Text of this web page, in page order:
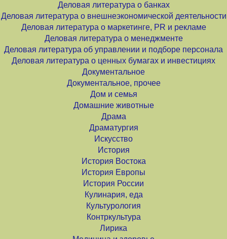
Деловая литература о банках
Деловая литература о внешнеэкономической деятельности
Деловая литература о маркетинге, PR и рекламе
Деловая литература о менеджменте
Деловая литература об управлении и подборе персонала
Деловая литература о ценных бумагах и инвестициях
Документальное
Документальное, прочее
Дом и семья
Домашние животные
Драма
Драматургия
Искусство
История
История Востока
История Европы
История России
Кулинария, еда
Культурология
Контркультура
Лирика